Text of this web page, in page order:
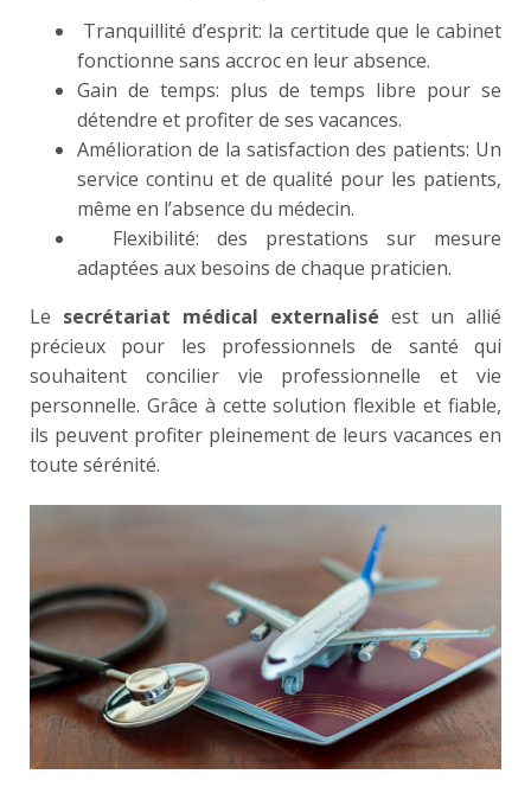
Tranquillité d’esprit: la certitude que le cabinet
fonctionne sans accroc en leur absence.
Gain de temps: plus de temps libre pour se
détendre et profiter de ses vacances.
Amélioration de la satisfaction des patients: Un
service continu et de qualité pour les patients,
même en l’absence du médecin.
Flexibilité: des prestations sur mesure
adaptées aux besoins de chaque praticien.
Le secrétariat médical externalisé est un allié
précieux pour les professionnels de santé qui
souhaitent concilier vie professionnelle et vie
personnelle. Grâce à cette solution flexible et fiable,
ils peuvent profiter pleinement de leurs vacances en
toute sérénité.